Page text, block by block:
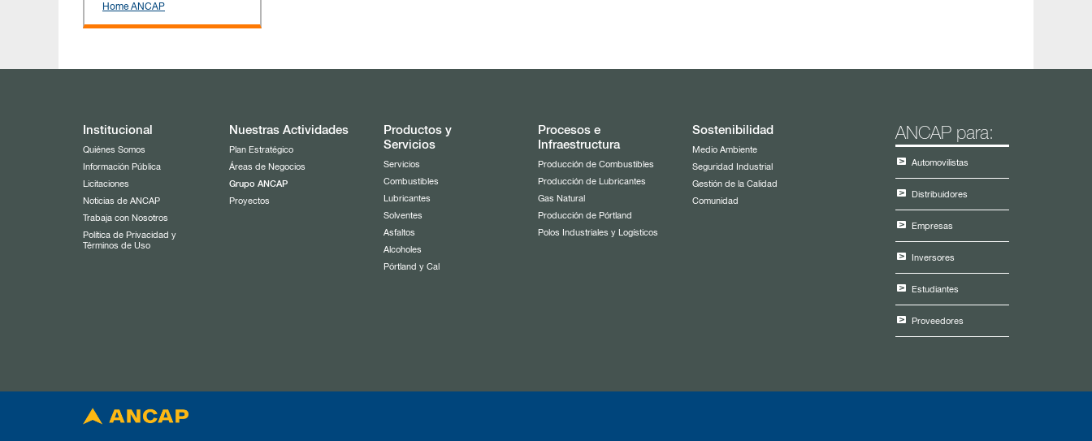
Home ANCAP
Institucional
Quiénes Somos
Información Pública
Licitaciones
Noticias de ANCAP
Trabaja con Nosotros
Política de Privacidad y
Términos de Uso
Nuestras Actividades
Plan Estratégico
Áreas de Negocios
Grupo ANCAP
Proyectos
Productos y
Servicios
Servicios
Combustibles
Lubricantes
Solventes
Asfaltos
Alcoholes
Pórtland y Cal
Procesos e
Infraestructura
Producción de Combustibles
Producción de Lubricantes
Gas Natural
Producción de Pórtland
Polos Industriales y Logísticos
Sostenibilidad
Medio Ambiente
Seguridad Industrial
Gestión de la Calidad
Comunidad
ANCAP para:
Automovilistas
Distribuidores
Empresas
Inversores
Estudiantes
Proveedores